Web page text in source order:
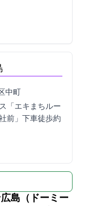
9-12
ス「エキまちルー
前」下車徒歩約3
島（ドーミー